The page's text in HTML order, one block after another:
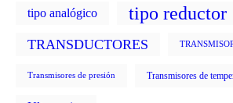
tipo analógico tipo reductor
TRANSDUCTORES
Transmisores de presión Transmisores de